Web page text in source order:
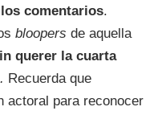
comentarios.
bloopers de aquella
querer la cuarta
. Recuerda que
actoral para reconocer